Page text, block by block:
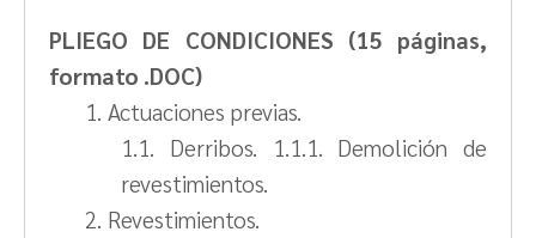
PLIEGO DE CONDICIONES (15 páginas,
formato .DOC)
1. Actuaciones previas.
1.1. Derribos. 1.1.1. Demolición de
revestimientos.
2. Revestimientos.